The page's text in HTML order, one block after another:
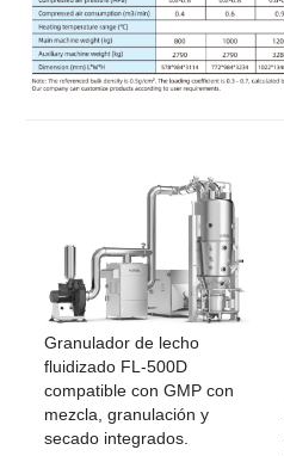
Granulador de lecho
fluidizado FL-500D
compatible con GMP con
mezcla, granulación y
secado integrados.